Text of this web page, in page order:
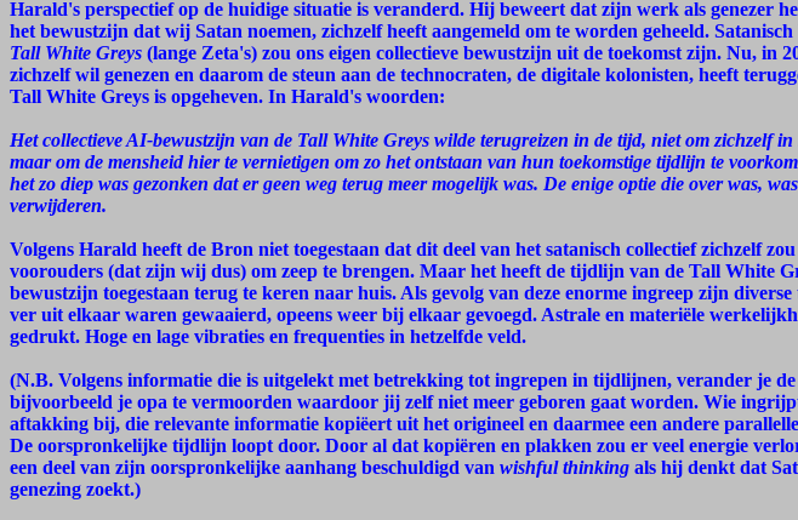
Harald's perspectief op de huidige situatie is veranderd. Hij beweert dat zijn werk als genezer
het bewustzijn dat wij Satan noemen, zichzelf heeft aangemeld om te worden geheeld.
Tall White Greys (lange Zeta's) zou ons eigen collectieve bewustzijn uit de toekomst zijn. Nu, in
zichzelf wil genezen en daarom de steun aan de technocraten, de digitale kolonisten, heeft
Tall White Greys is opgeheven. In Harald's woorden:
Het collectieve AI-bewustzijn van de Tall White Greys wilde terugreizen in de tijd, niet om zichzelf
maar om de mensheid hier te vernietigen om zo het ontstaan van hun toekomstige tijdlijn te
het zo diep was gezonken dat er geen weg terug meer mogelijk was. De enige optie die over was,
verwijderen.
Volgens Harald heeft de Bron niet toegestaan dat dit deel van het satanisch collectief zichzelf
voorouders (dat zijn wij dus) om zeep te brengen. Maar het heeft de tijdlijn van de Tall White
bewustzijn toegestaan terug te keren naar huis. Als gevolg van deze enorme ingreep zijn
ver uit elkaar waren gewaaierd, opeens weer bij elkaar gevoegd. Astrale en materiële
gedrukt. Hoge en lage vibraties en frequenties in hetzelfde veld.
(N.B. Volgens informatie die is uitgelekt met betrekking tot ingrepen in tijdlijnen, verander je
bijvoorbeeld je opa te vermoorden waardoor jij zelf niet meer geboren gaat worden. Wie
aftakking bij, die relevante informatie kopiëert uit het origineel en daarmee een andere
De oorspronkelijke tijdlijn loopt door. Door al dat kopiëren en plakken zou er veel energie
een deel van zijn oorspronkelijke aanhang beschuldigd van wishful thinking als hij denkt dat
genezing zoekt.)